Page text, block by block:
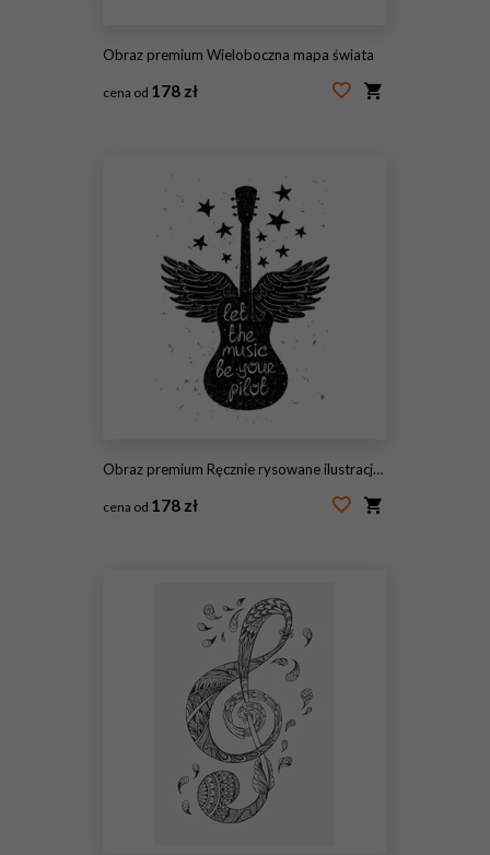
Obraz premium Wieloboczna mapa świata
cena od 178 zł
Obraz premium Ręcznie rysowane ilustracja muzyczna z sylwetkami gitary.
cena od 178 zł